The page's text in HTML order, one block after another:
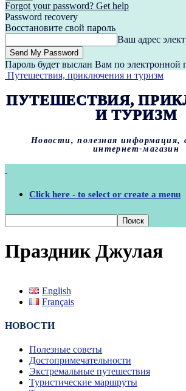
Forgot your password? Get help
Password recovery
Восстановите свой пароль
Ваш адрес
Пароль будет выслан Вам по электронной
Путешествия, приключения и туризм
ПУТЕШЕСТВИЯ,
И ТУРИЗМ
Новости, полезная информация,
интернет-магазин
Click here - to select or create a menu
Праздник Джулая
English
Français
НОВОСТИ
Полезные советы
Достопримечательности
Экстремальные путешествия
Туристические маршруты